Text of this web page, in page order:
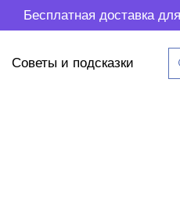
Бесплатная доставка
Советы и подсказки